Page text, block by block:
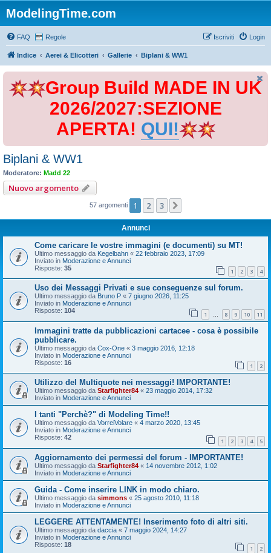
ModelingTime.com
FAQ Regole Login
Iscriviti
Indice Aerei & Elicotteri Gallerie Biplani & WW1
Group Build MADE IN UK
2026/2027:SEZIONE
APERTA! QUI!
Biplani & WW1
Moderatore: Madd 22
Nuovo argomento
57 argomenti 1 2 3
Annunci
Come caricare le vostre immagini (e documenti) su MT!
Ultimo messaggio da Kegelbahn « 22 febbraio 2023, 17:09
Inviato in Moderazione e Annunci
Risposte: 35 1 2 3 4
Uso dei Messaggi Privati e sue conseguenze sul forum.
Ultimo messaggio da Bruno P « 7 giugno 2026, 11:25
Inviato in Moderazione e Annunci
Risposte: 104 1 … 8 9 10 11
Immagini tratte da pubblicazioni cartacee - cosa è possibile
pubblicare.
Ultimo messaggio da Cox-One « 3 maggio 2016, 12:18
Inviato in Moderazione e Annunci
Risposte: 16 1 2
Utilizzo del Multiquote nei messaggi! IMPORTANTE!
Ultimo messaggio da Starfighter84 « 23 maggio 2014, 17:32
Inviato in Moderazione e Annunci
I tanti "Perchè?" di Modeling Time!!
Ultimo messaggio da VorreiVolare « 4 marzo 2020, 13:45
Inviato in Moderazione e Annunci
Risposte: 42 1 2 3 4 5
Aggiornamento dei permessi del forum - IMPORTANTE!
Ultimo messaggio da Starfighter84 « 14 novembre 2012, 1:02
Inviato in Moderazione e Annunci
Guida - Come inserire LINK in modo chiaro.
Ultimo messaggio da simmons « 25 agosto 2010, 11:18
Inviato in Moderazione e Annunci
LEGGERE ATTENTAMENTE! Inserimento foto di altri siti.
Ultimo messaggio da daccia « 7 maggio 2024, 14:27
Inviato in Moderazione e Annunci
Risposte: 18 1 2